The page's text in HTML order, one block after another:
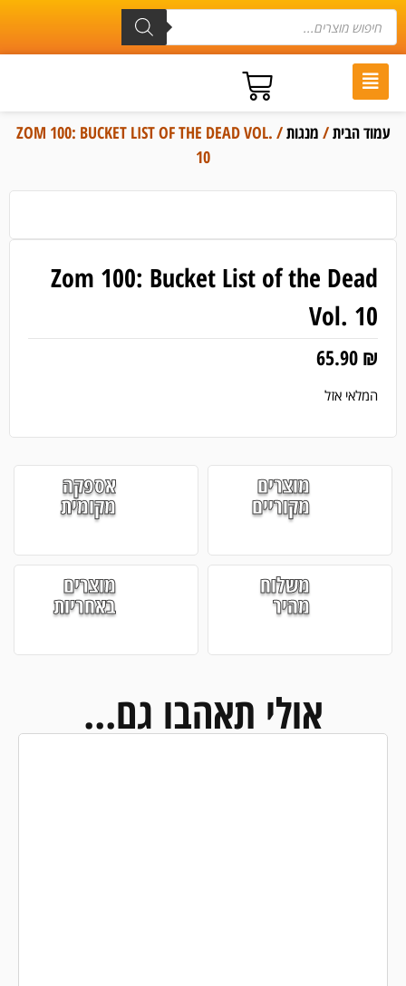
עמוד הבית/ מנגות
/ ZOM 100: BUCKET LIST OF THE DEAD VOL.
10
Zom 100: Bucket List of the Dead
Vol. 10
65.90 ₪
המלאי אזל
מוצרים
מקוריים
אספקה
מקומית
משלוח
מהיר
מוצרים
באחריות
אולי תאהבו גם...